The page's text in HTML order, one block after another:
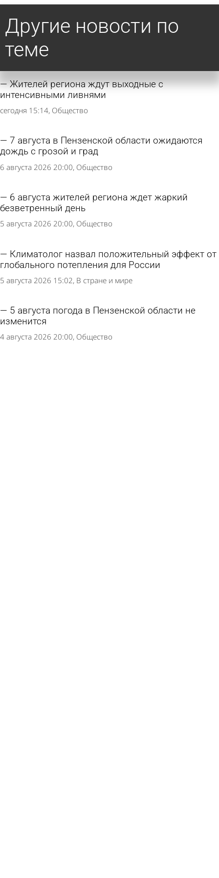
Другие новости по
теме
Жителей региона ждут выходные с
интенсивными ливнями
сегодня 15:14 Общество
7 августа в Пензенской области ожидаются
дождь с грозой и град
6 августа 2026 20:00 Общество
6 августа жителей региона ждет жаркий
безветренный день
5 августа 2026 20:00 Общество
Климатолог назвал положительный эффект от
глобального потепления для России
5 августа 2026 15:02 В стране и мире
5 августа погода в Пензенской области не
изменится
4 августа 2026 20:00 Общество